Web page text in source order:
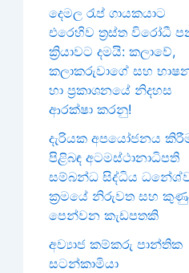
දෙමල රැප් ගායකයාට
එරෙහිව ත්‍රස්ත විරෝධී
ක්‍රියාවට දමයි: කලාවේ,
කලාකරුවාගේ සහ
හා ප්‍රකාශනයේ නිදහස
ආරක්ෂා කරනු!
දැරියක අපයෝජනය
පිළිබඳ අටමස්ථානාධිපති
සම්බන්ධ සිද්ධිය
ක්‍රමයේ නිරුවත සහ
පෙන්වන කැඩපතකි
අව්‍යාජ කම්කරු පාන්තික
සටන්කාමියා